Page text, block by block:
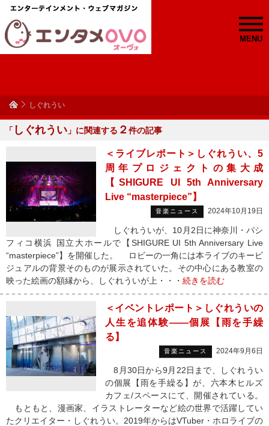
MENU
しぐれうい
「 しぐれうい 」に関連する ２件の記事
＜ライブレポート＞しぐれうい、5
周年プロジェクトの集大成
【SHIGURE UI 5th Anniversary
Live “masterpiece”】
音楽ニュース 2024年10月19日
しぐれういが、10月2日に神奈川・パシ
フィコ横浜 国立大ホールで【SHIGURE UI 5th Anniversary Live
“masterpiece”】を開催した。 ロビーの一角には本ライブのキービ
ジュアルの背景そのものが展示されていた。その中心にある教室の
映った絵画の額縁から、しぐれういが上・・・ 続きを読む
＜イベントレポート＞しぐれういの
人生を追体験――個展【雨を手繰
る】
音楽ニュース 2024年9月6日
8月30日から9月22日まで、しぐれうい
の個展【雨を手繰る】が、六本木ヒルズ
カフェ/スペースにて、開催されている。
もともと、漫画家、イラストレーターなど絵の世界で活躍してい
たクリエイター・しぐれうい。2019年からはVTuber・ホロライブの